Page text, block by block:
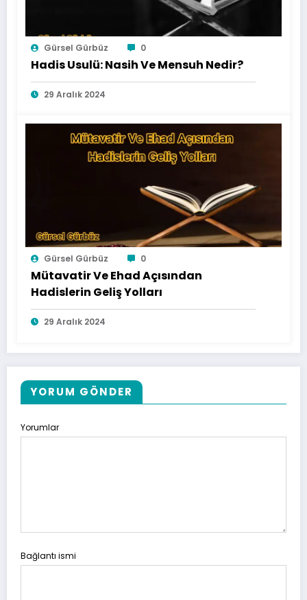
Gürsel Gürbüz 0
Hadis Usulü: Nasih Ve Mensuh Nedir?
29 Aralık 2024
Gürsel Gürbüz 0
Mütavatir Ve Ehad Açısından
Hadislerin Geliş Yolları
29 Aralık 2024
YORUM GÖNDER
Yorumlar
Bağlantı ismi